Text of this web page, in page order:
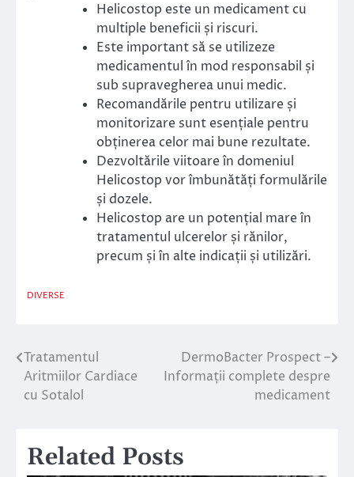
Helicostop este un medicament cu
multiple beneficii și riscuri.
Este important să se utilizeze
medicamentul în mod responsabil și
sub supravegherea unui medic.
Recomandările pentru utilizare și
monitorizare sunt esențiale pentru
obținerea celor mai bune rezultate.
Dezvoltările viitoare în domeniul
Helicostop vor îmbunătăți formulările
și dozele.
Helicostop are un potențial mare în
tratamentul ulcerelor și rănilor,
precum și în alte indicații și utilizări.
DIVERSE
Navigare
în
Tratamentul
Aritmiilor Cardiace
cu Sotalol
DermoBacter Prospect –
Informații complete despre
medicament
Related Posts